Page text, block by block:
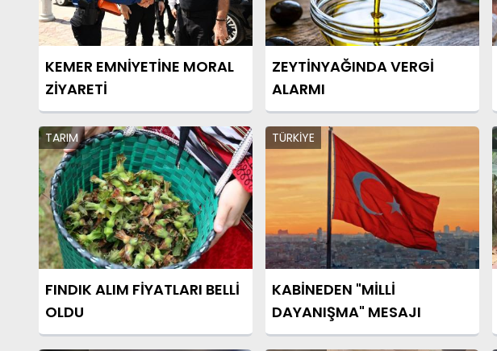
KEMER EMNİYETİNE MORAL
ZİYARETİ
ZEYTİNYAĞINDA VERGİ
ALARMI
TARIM
FINDIK ALIM FİYATLARI BELLİ
OLDU
TÜRKİYE
KABİNEDEN "MİLLİ
DAYANIŞMA" MESAJI